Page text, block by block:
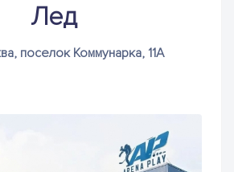
Лед
поселок Коммунарка, 11А